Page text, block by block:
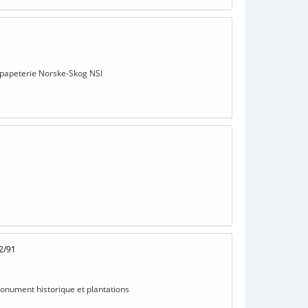
Norske-Skog NSI
91
historique et plantations